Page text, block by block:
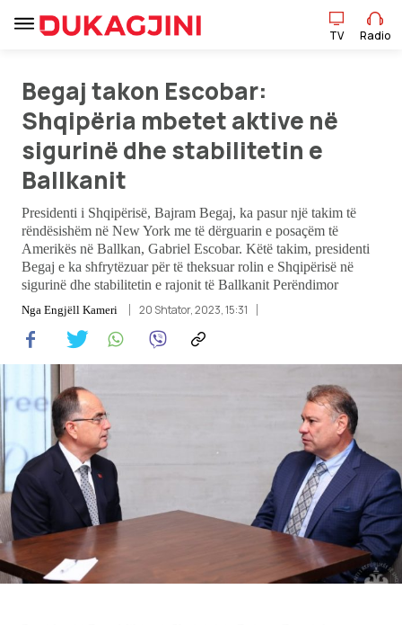
Lajme
Sport
Pikëpamje
Kulturë
Showbiz
Ekonomi
Teknologji
Udhëtime
DuVideo
TV Radio
Begaj takon Escobar:
Shqipëria mbetet aktive në
sigurinë dhe stabilitetin e
Ballkanit
Presidenti i Shqipërisë, Bajram Begaj, ka pasur një takim të
rëndësishëm në New York me të dërguarin e posaçëm të
Amerikës në Ballkan, Gabriel Escobar. Këtë takim, presidenti
Begaj e ka shfrytëzuar për të theksuar rolin e Shqipërisë në
sigurinë dhe stabilitetin e rajonit të Ballkanit Perëndimor
Nga Engjëll Kameri 20 Shtator, 2023, 15:31